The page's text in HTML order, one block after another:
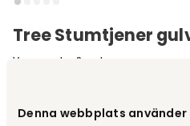
Denna webbplats använder
Tree Stumtjener
Varemærke Swedese
Vælg farveHvid